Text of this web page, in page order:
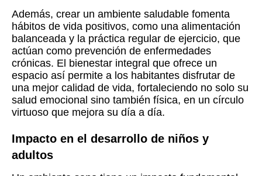
Además, crear un ambiente saludable fomenta
hábitos de vida positivos, como una alimentación
balanceada y la práctica regular de ejercicio, que
actúan como prevención de enfermedades
crónicas. El bienestar integral que ofrece un
espacio así permite a los habitantes disfrutar de
una mejor calidad de vida, fortaleciendo no solo su
salud emocional sino también física, en un círculo
virtuoso que mejora su día a día.
Impacto en el desarrollo de niños y
adultos